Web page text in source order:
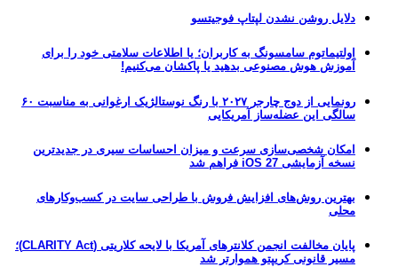
دلایل روشن نشدن لپتاپ فوجیتسو
اولتیماتوم سامسونگ به کاربران؛ یا اطلاعات سلامتی خود را برای
آموزش هوش مصنوعی بدهید یا پاکشان می‌کنیم!
رونمایی از دوج چارجر ۲۰۲۷ با رنگ نوستالژیک ارغوانی به مناسبت ۶۰
سالگی این عضله‌ساز آمریکایی
امکان شخصی‌سازی سرعت و میزان احساسات سیری در جدیدترین
نسخه آزمایشی iOS 27 فراهم شد
بهترین روش‌های افزایش فروش با طراحی سایت در کسب‌وکارهای
محلی
پایان مخالفت انجمن کلانترهای آمریکا با لایحه کلاریتی (CLARITY Act)؛
مسیر قانونی کریپتو هموارتر شد